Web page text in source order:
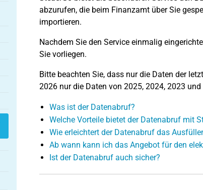
abzurufen, die beim Finanzamt über Sie
importieren.
Nachdem Sie den Service einmalig
Sie vorliegen.
Bitte beachten Sie, dass nur die Daten der
2026 nur die Daten von 2025, 2024, 2023
Was ist der Datenabruf?
Welche Vorteile bietet der Datenabruf mit
Wie erleichtert der Datenabruf das
Ab wann kann ich das Angebot für den
Ist der Datenabruf auch sicher?